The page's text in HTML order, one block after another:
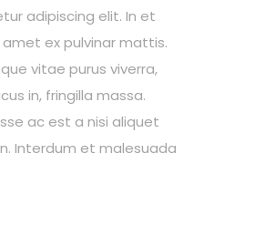
adipiscing elit. In et
ex pulvinar mattis.
vitae purus viverra,
in, fringilla massa.
ac est a nisi aliquet
Interdum et malesuada